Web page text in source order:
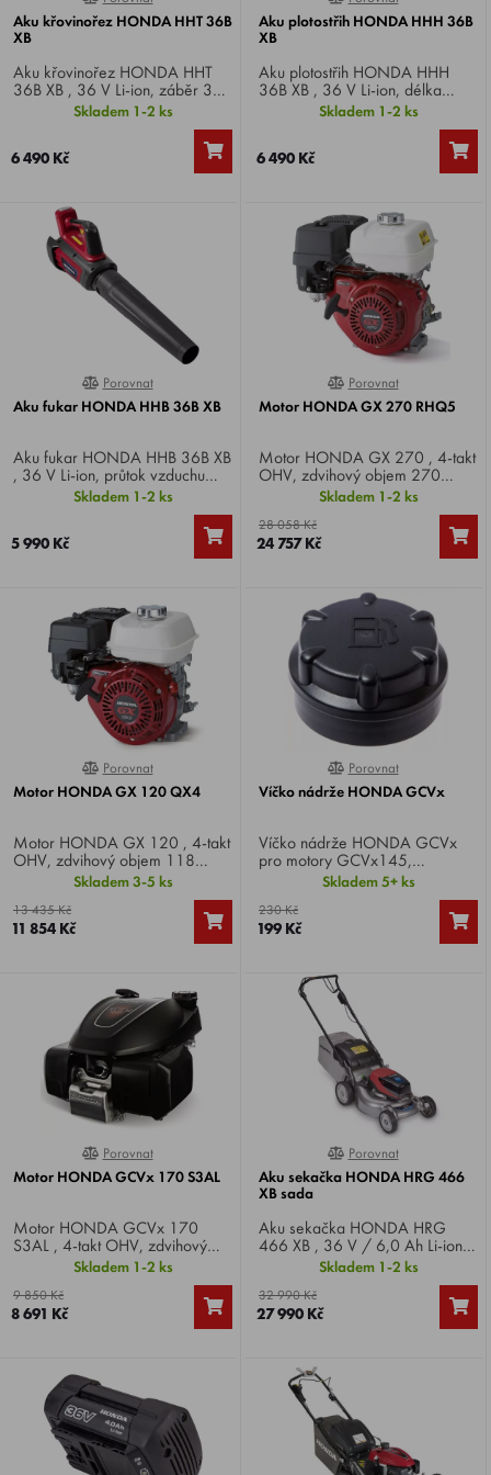
Aku křovinořez HONDA HHT 36B
XB
Aku křovinořez HONDA HHT
36B XB , 36 V Li-ion, záběr 33
cm, hmotnost 3,3 kg.
Skladem 1-2 ks
6 490 Kč
Aku plotostřih HONDA HHH 36B
XB
Aku plotostřih HONDA HHH
36B XB , 36 V Li-ion, délka
střihu 65 cm, max. kapacita
řezání 28 mm, hmotnost 3,5 kg.
Skladem 1-2 ks
6 490 Kč
0%
Porovnat
Aku fukar HONDA HHB 36B XB
Aku fukar HONDA HHB 36B XB
, 36 V Li-ion, průtok vzduchu
780 m3/h, rychlost vzduchu
200 km/h, hmotnost 2,9 kg.
Skladem 1-2 ks
5 990 Kč
0%
Porovnat
Motor HONDA GX 270 RHQ5
Motor HONDA GX 270 , 4-takt
OHV, zdvihový objem 270
cm3, výkon 8,4 HP. Specifikace
Skladem 1-2 ks
28 058 Kč
24 757 Kč
0%
Porovnat
Motor HONDA GX 120 QX4
Motor HONDA GX 120 , 4-takt
OHV, zdvihový objem 118
cm3, výkon 3,5 HP, specifikace
QX4 , hmotnost 13 kg.
Skladem 3-5 ks
13 435 Kč
11 854 Kč
0%
Porovnat
Víčko nádrže HONDA GCVx
Víčko nádrže HONDA GCVx
pro motory GCVx145,
GCVx170, GCVx200.
Například na sekačkách.
Skladem 5+ ks
230 Kč
199 Kč
0%
Porovnat
Motor HONDA GCVx 170 S3AL
Motor HONDA GCVx 170
S3AL , 4-takt OHV, zdvihový
objem 166 cm3, výkon 4,8 HP,
hmotnost 10,1 kg. Vhodný jako
náhrada pro všechny sekačky
AL-KO . Např. 521 VS-H, 520
Skladem 1-2 ks
9 850 Kč
8 691 Kč
0%
Porovnat
Aku sekačka HONDA HRG 466
XB sada
Aku sekačka HONDA HRG
466 XB , 36 V / 6,0 Ah Li-ion,
záběr 46 cm, kapacita koše 55
l, výška sečení 20 - 74 mm, 6
poloh, hmotnost 28,8 kg,
mulčování.
Skladem 1-2 ks
32 990 Kč
27 990 Kč